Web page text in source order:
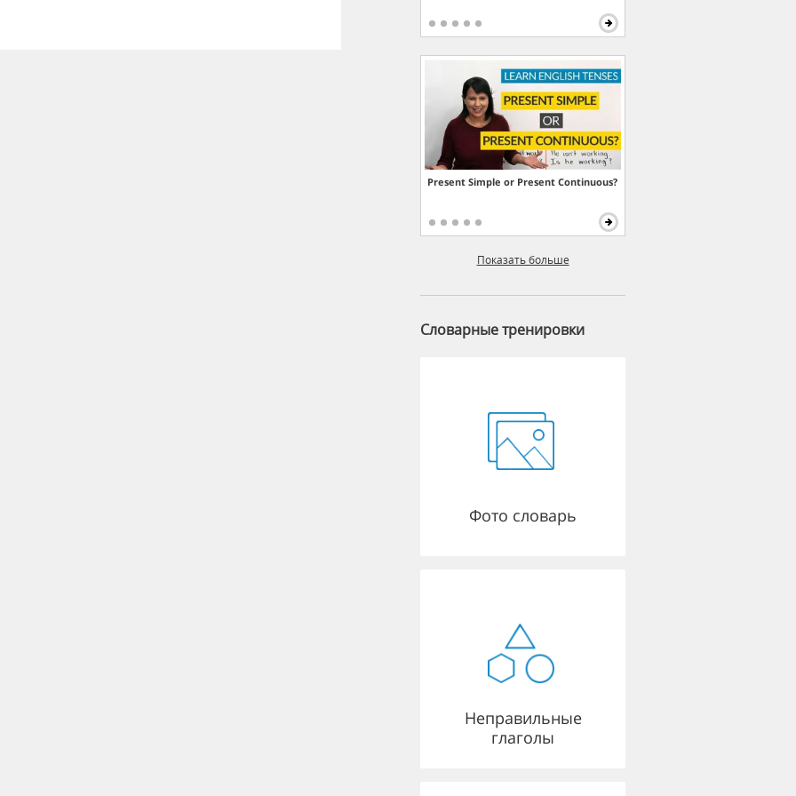
Present Simple or Present Continuous?
Показать больше
Словарные тренировки
Фото словарь
Неправильные
глаголы